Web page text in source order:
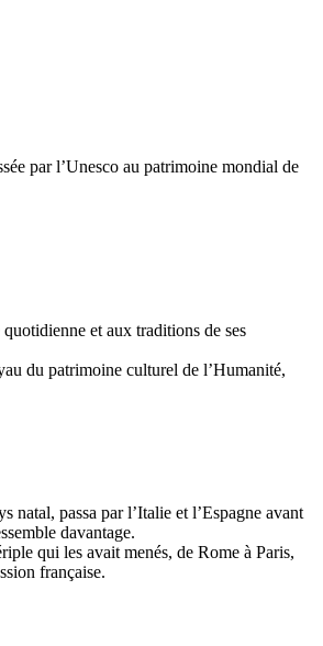
par l’Unesco au patrimoine mondial de
et aux traditions de ses
du patrimoine culturel de l’Humanité,
passa par l’Italie et l’Espagne avant
davantage.
qui les avait menés, de Rome à Paris,
française.